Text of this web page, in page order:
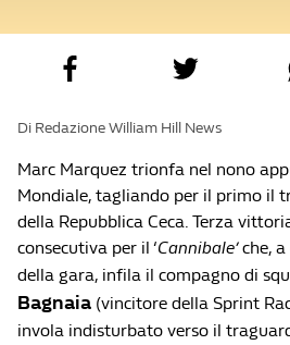
Di Redazione William Hill News
Marc Marquez trionfa nel nono
Mondiale, tagliando per il primo il
della Repubblica Ceca. Terza
consecutiva per il ‘Cannibale’che,
della gara, infila il compagno di
Bagnaia (vincitore della Sprint
invola indisturbato verso il